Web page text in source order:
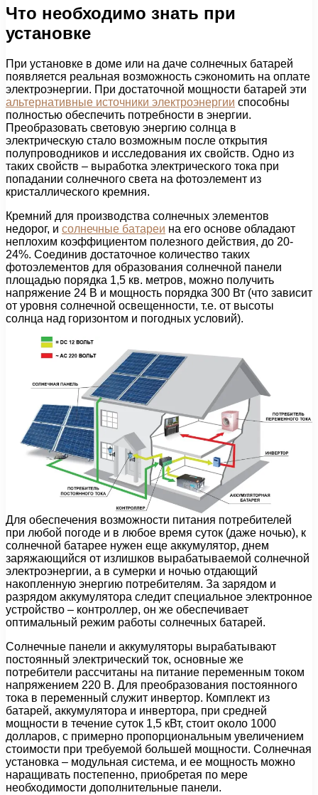
Что необходимо знать при
установке
При установке в доме или на даче солнечных батарей
появляется реальная возможность сэкономить на оплате
электроэнергии. При достаточной мощности батарей эти
альтернативные источники электроэнергии способны
полностью обеспечить потребности в энергии.
Преобразовать световую энергию солнца в
электрическую стало возможным после открытия
полупроводников и исследования их свойств. Одно из
таких свойств – выработка электрического тока при
попадании солнечного света на фотоэлемент из
кристаллического кремния.
Кремний для производства солнечных элементов
недорог, и солнечные батареи на его основе обладают
неплохим коэффициентом полезного действия, до 20-
24%. Соединив достаточное количество таких
фотоэлементов для образования солнечной панели
площадью порядка 1,5 кв. метров, можно получить
напряжение 24 В и мощность порядка 300 Вт (что зависит
от уровня солнечной освещенности, т.е. от высоты
солнца над горизонтом и погодных условий).
Для обеспечения возможности питания потребителей
при любой погоде и в любое время суток (даже ночью), к
солнечной батарее нужен еще аккумулятор, днем
заряжающийся от излишков вырабатываемой солнечной
электроэнергии, а в сумерки и ночью отдающий
накопленную энергию потребителям. За зарядом и
разрядом аккумулятора следит специальное электронное
устройство – контроллер, он же обеспечивает
оптимальный режим работы солнечных батарей.
Солнечные панели и аккумуляторы вырабатывают
постоянный электрический ток, основные же
потребители рассчитаны на питание переменным током
напряжением 220 В. Для преобразования постоянного
тока в переменный служит инвертор. Комплект из
батарей, аккумулятора и инвертора, при средней
мощности в течение суток 1,5 кВт, стоит около 1000
долларов, с примерно пропорциональным увеличением
стоимости при требуемой большей мощности. Солнечная
установка – модульная система, и ее мощность можно
наращивать постепенно, приобретая по мере
необходимости дополнительные панели.